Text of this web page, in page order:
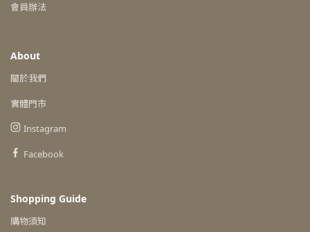
會員辦法
About
關於我們
實體門市
Instagram
Facebook
Shopping Guide
購物須知